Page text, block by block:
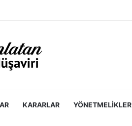
KARARLAR YÖNETMELIKLER